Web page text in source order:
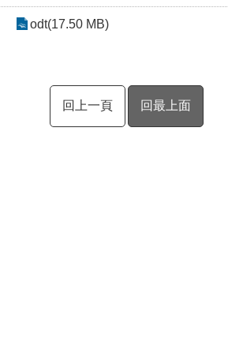
odt(17.50 MB)
回上一頁 回最上面